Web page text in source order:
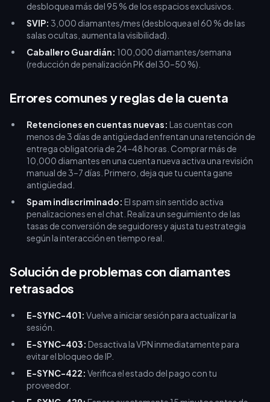
desbloquea más del 95 % de los espacios exclusivos.
SVIP: 3,000 diamantes/mes (desbloquea el 60 % de las
salas ocultas, aumenta la visibilidad).
Caballero Guardián: 100,000 diamantes/semana
(reducción de penalización PK del 30–50 %).
Errores comunes y reglas de la cuenta
Retenciones en cuentas nuevas: Las cuentas con
menos de 3 días de antigüedad enfrentan una retención de
entrega obligatoria de 24–48 horas. Comprar más de
10,000 diamantes en una cuenta nueva activa una revisión
manual de 3–7 días. Primero, deja que tu cuenta gane
antigüedad.
Spam indiscriminado: El spam sin sentido activa
penalizaciones en el chat. Realiza un seguimiento de las
tasas de conversión de seguidores y ajusta tu estrategia
según la interacción en tiempo real.
Solución de problemas con diamantes
retrasados
E-SYNC-401: Vuelve a iniciar sesión para actualizar la
sesión.
E-SYNC-403: Desactiva la VPN inmediatamente para
evitar el bloqueo de IP.
E-SYNC-422: Verifica el estado del pago con tu
proveedor.